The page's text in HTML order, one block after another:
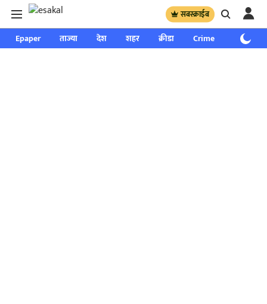
सबस्क्राईब
Epaper ताज्या देश शहर क्रीडा Crime साप्ताहिक